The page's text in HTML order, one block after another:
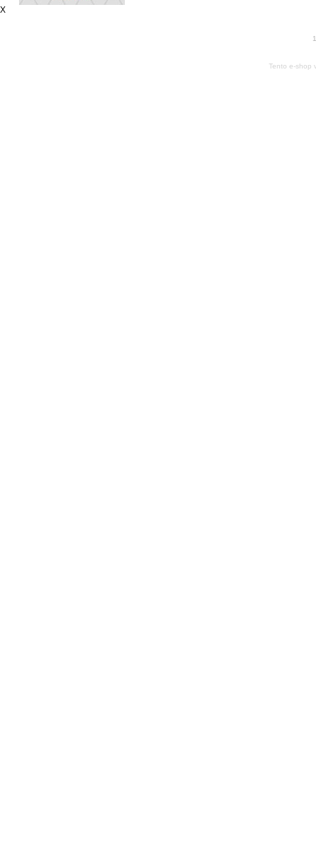
X
Tento e-shop